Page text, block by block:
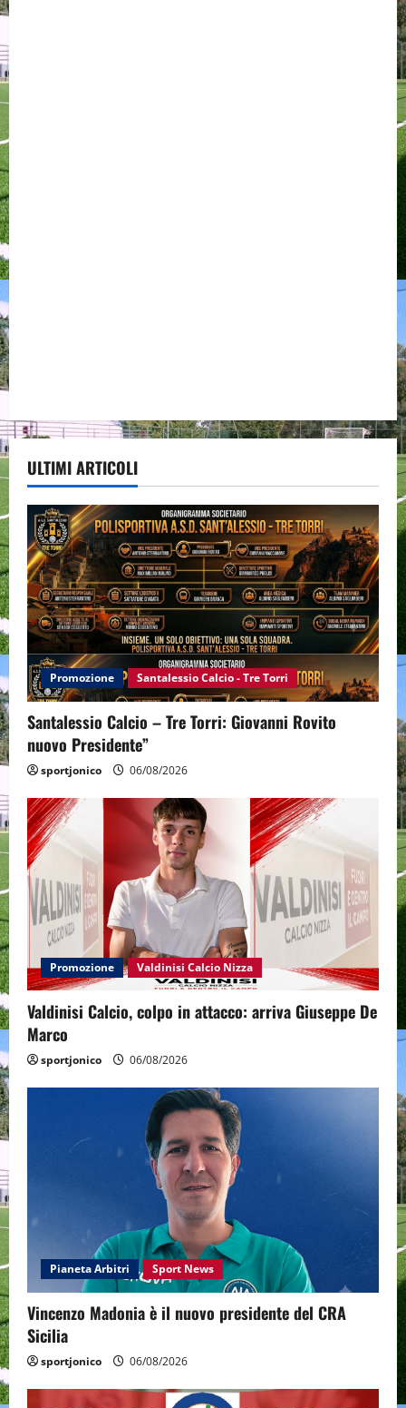
ULTIMI ARTICOLI
Promozione Santalessio Calcio - Tre Torri
Santalessio Calcio – Tre Torri: Giovanni Rovito
nuovo Presidente”
sportjonico 06/08/2026
Promozione Valdinisi Calcio Nizza
Valdinisi Calcio, colpo in attacco: arriva Giuseppe De
Marco
sportjonico 06/08/2026
Pianeta Arbitri Sport News
Vincenzo Madonia è il nuovo presidente del CRA
Sicilia
sportjonico 06/08/2026